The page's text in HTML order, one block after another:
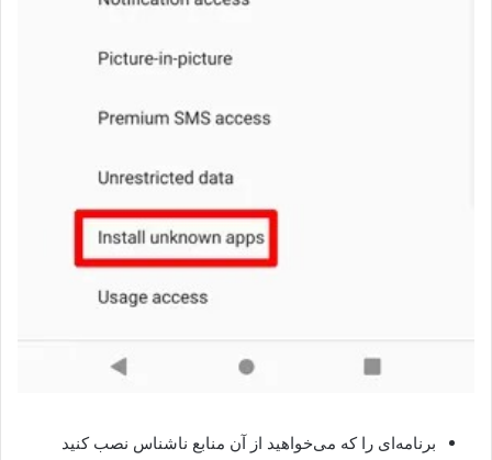
برنامه‌ای را که می‌خواهید از آن منابع ناشناس نصب کنید